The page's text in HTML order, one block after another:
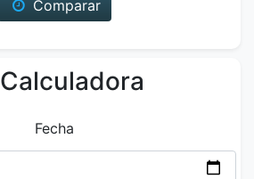
Comparar
Calculadora
Fecha